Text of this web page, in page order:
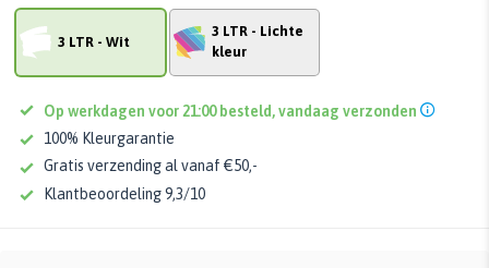
3 LTR - Wit
3 LTR - Lichte
kleur
Op werkdagen voor 21:00 besteld, vandaag verzonden
100% Kleurgarantie
Gratis verzending al vanaf €50,-
Klantbeoordeling 9,3/10